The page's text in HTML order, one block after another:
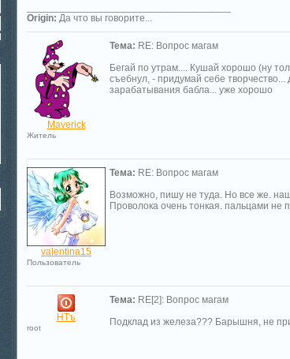
Origin: Да что вы говорите...
Maverick
Житель
Тема: RE: Вопрос магам
Бегай по утрам.... Кушай хорошо (ну
съебнул, - придумай себе
зарабатывания бабла... уже хорошо
valentina15
Пользователь
Тема: RE: Вопрос магам
Возможно, пишу не туда. Но все же.
Проволока очень тонкая. пальцами не
НТъ
root
Тема: RE[2]: Вопрос магам
Подклад из железа??? Барышня, не